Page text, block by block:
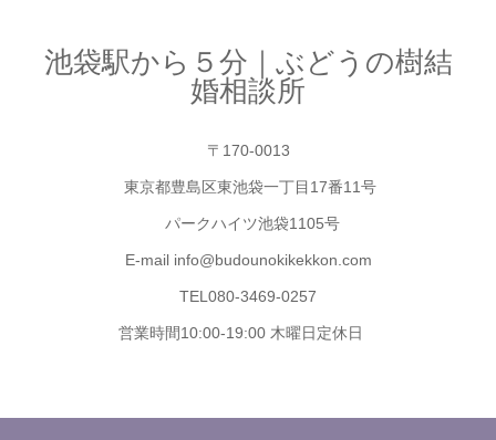
池袋駅から５分｜ぶどうの樹結
婚相談所
〒170-0013
東京都豊島区東池袋一丁目17番11号
パークハイツ池袋1105号
E-mail info@budounokikekkon.com
TEL080-3469-0257
営業時間10:00-19:00 木曜日定休日